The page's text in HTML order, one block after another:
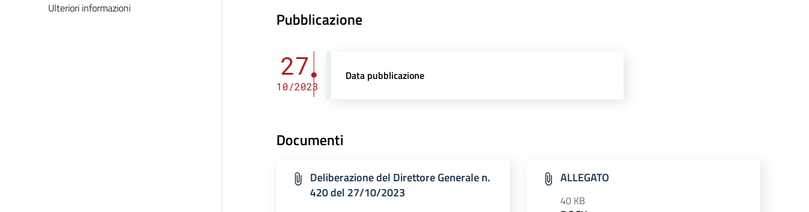
Ulteriori informazioni
Pubblicazione
27
10/2023
Data pubblicazione
Documenti
Deliberazione del Direttore Generale n.
420 del 27/10/2023
ALLEGATO
40 KB